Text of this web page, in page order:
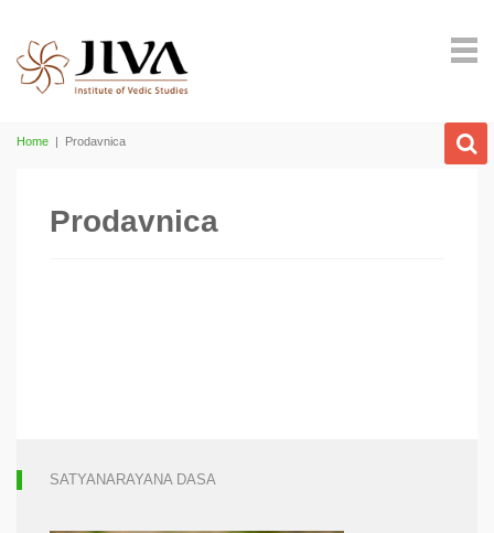
Home | Prodavnica
Prodavnica
SATYANARAYANA DASA